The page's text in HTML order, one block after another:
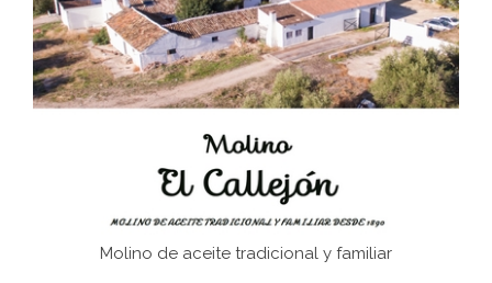
Juntar las letras. La alfabetización en el campo: del
afán de saber a la autogestión
Historia y vivencias del poblado de Los Hurones
Molino de aceite tradicional y familiar